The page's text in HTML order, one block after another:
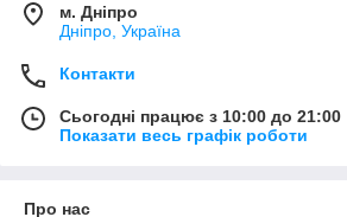
м. Дніпро
Дніпро, Україна
Контакти
Сьогодні працює з 10:00 до 21:00
Показати весь графік роботи
Про нас